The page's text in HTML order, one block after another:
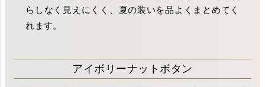
らしなく見えにくく、夏の装いを品よくまとめてく
れます。
アイボリーナットボタン